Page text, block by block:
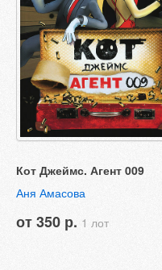
Кот Джеймс. Агент 009
Аня Амасова
от 350 р. 1 лот